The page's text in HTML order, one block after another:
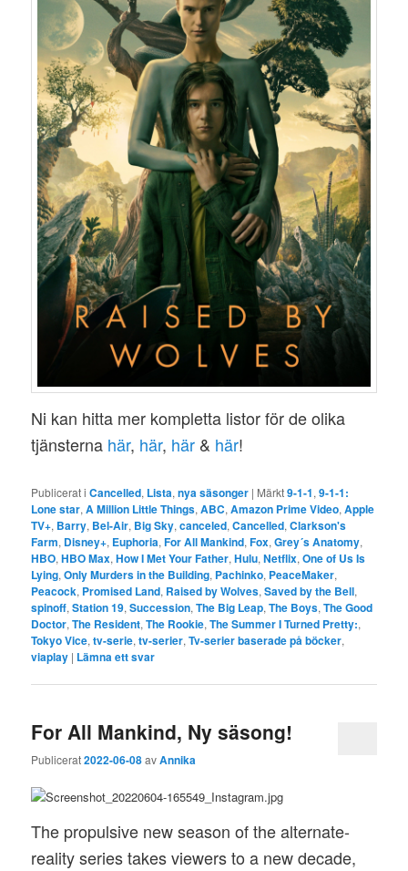
Ni kan hitta mer kompletta listor för de olika
tjänsterna här, här, här & här!
Publicerat i Cancelled, Lista,nya säsonger | Märkt9-1-1,9-1-1:
Lone star,A Million Little Things,ABC,Amazon Prime Video,Apple
TV+, Barry, Bel-Air, Big Sky,canceled,Cancelled,Clarkson's
Farm, Disney+, Euphoria,For All Mankind,Fox,Grey´s Anatomy,
HBO,HBO Max,How I Met Your Father,Hulu,Netflix,One of Us Is
Lying,Only Murders in the Building, Pachinko, PeaceMaker,
Peacock, Promised Land, Raised by Wolves,Saved by the Bell,
spinoff,Station 19,Succession,The Big Leap,The Boys,The Good
Doctor,The Resident,The Rookie,The Summer I Turned Pretty:,
Tokyo Vice,tv-serie,tv-serier,Tv-serier baserade på böcker,
viaplay | Lämna ett svar
For All Mankind, Ny säsong!
Publicerat2022-06-08avAnnika
The propulsive new season of the alternate-
reality series takes viewers to a new decade,